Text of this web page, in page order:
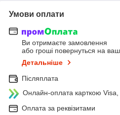
Умови оплати
Ви отримаєте замовлення
або гроші повернуться на
Детальніше
Післяплата
Онлайн-оплата карткою
Оплата за реквізитами